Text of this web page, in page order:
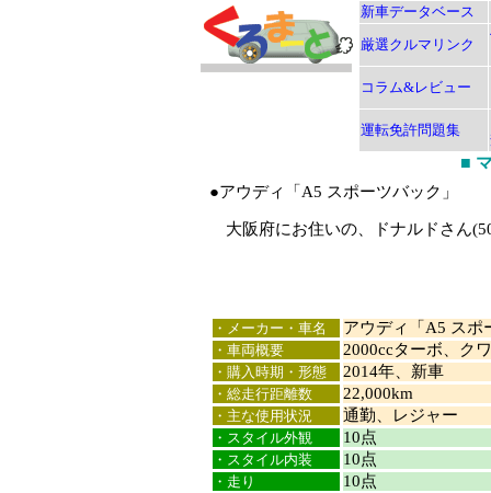
新車データベース
厳選クルマリンク
コラム&レビュー
運転免許問題集
■
●アウディ「A5 スポーツバック」
大阪府にお住いの、ドナルドさん
・メーカー・車名 アウディ「A5 スポ
・車両概要 2000ccターボ、ク
・購入時期・形態 2014年、新車
・総走行距離数 22,000km
・主な使用状況 通勤、レジャー
・スタイル外観 10点
・スタイル内装 10点
・走り 10点